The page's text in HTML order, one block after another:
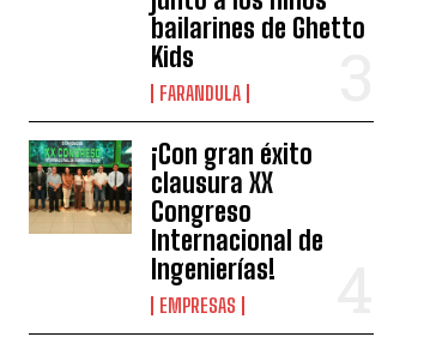
bailarines de Ghetto
Kids
FARANDULA
¡Con gran éxito
clausura XX
Congreso
Internacional de
Ingenierías!
EMPRESAS